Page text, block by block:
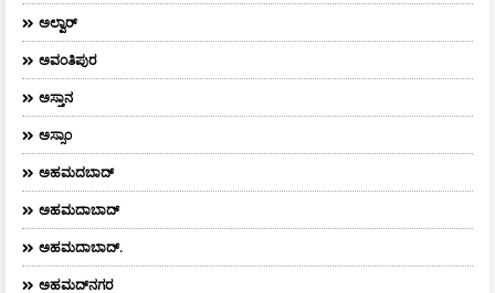
ಅಲ್ವಾರ್
ಅವಂತಿಪುರ
ಅಸ್ತಾನ
ಅಸ್ಸಾಂ
ಅಹಮದಬಾದ್
ಅಹಮದಾಬಾದ್
ಅಹಮದಾಬಾದ್‌.
ಅಹಮದ್‌ನಗರ